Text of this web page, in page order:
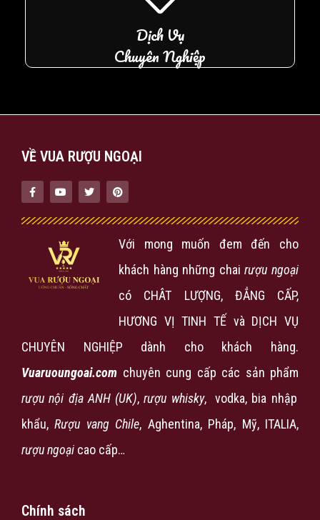
Dịch Vụ
Chuyên Nghiệp
VỀ VUA RƯỢU NGOẠI
Với mong muốn đem đến cho
khách hàng những chairượu ngoại
có CHÂT LƯỢNG, ĐẲNG CẤP,
HƯƠNG VỊ TINH TẾ và DỊCH VỤ
CHUYÊN NGHIỆP dành cho khách hàng.
Vuaruoungoai.com chuyên cung cấp các sản phẩm
rượu nội địa ANH (UK),rượu whisky, vodka, bia nhập
khẩu,Rượu vang Chile, Aghentina, Pháp, Mỹ, ITALIA,
rượu ngoại cao cấp…
Chính sách